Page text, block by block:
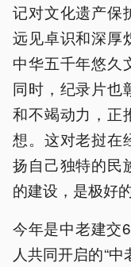
记对文化遗产保
远见卓识和深厚
中华五千年悠久
同时，纪录片也
和不竭动力，正
想。这对老挝在
扬自己独特的民
的建设，是极好的
今年是中老建交
人共同开启的“